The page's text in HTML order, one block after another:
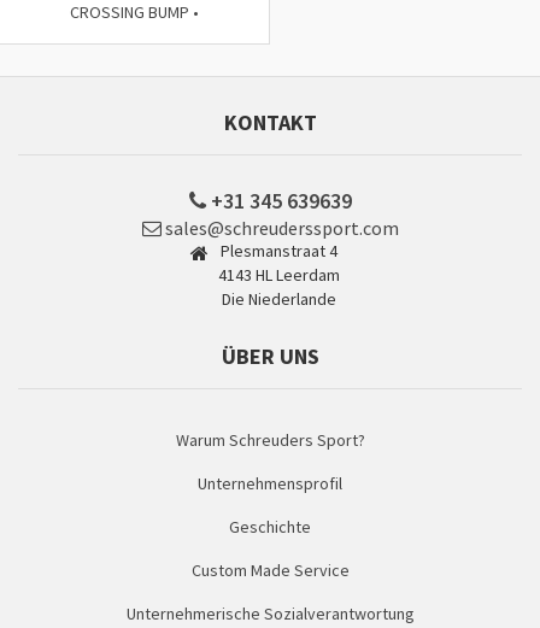
CROSSING BUMP •
KONTAKT
+31 345 639639
sales@schreuderssport.com
Plesmanstraat 4
4143 HL Leerdam
Die Niederlande
ÜBER UNS
Warum Schreuders Sport?
Unternehmensprofil
Geschichte
Custom Made Service
Unternehmerische Sozialverantwortung